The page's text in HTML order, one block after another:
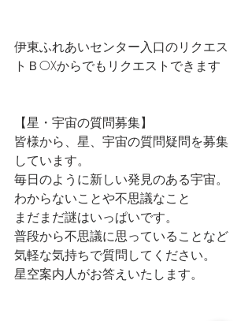
伊東ふれあいセンター入口のリクエス
トＢOXからでもリクエストできます
【星・宇宙の質問募集】
皆様から、星、宇宙の質問疑問を募集
しています。
毎日のように新しい発見のある宇宙。
わからないことや不思議なこと
まだまだ謎はいっぱいです。
普段から不思議に思っていることなど
気軽な気持ちで質問してください。
星空案内人がお答えいたします。